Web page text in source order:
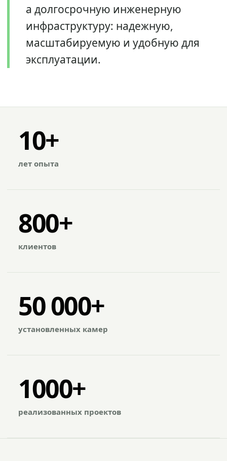
а долгосрочную инженерную
инфраструктуру: надежную,
масштабируемую и удобную для
эксплуатации.
10+
лет опыта
800+
клиентов
50 000+
установленных камер
1000+
реализованных проектов